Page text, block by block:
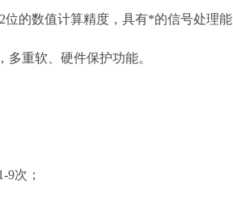
位的数值计算精度，具有*的信号处理能
重软、硬件保护功能。
次；